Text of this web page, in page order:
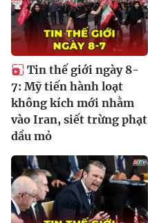
Tin thế giới ngày 8-
7: Mỹ tiến hành loạt
không kích mới nhằm
vào Iran, siết trừng phạt
dầu mỏ